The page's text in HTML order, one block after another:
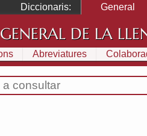
Diccionaris: General
DE LA
Abreviatures